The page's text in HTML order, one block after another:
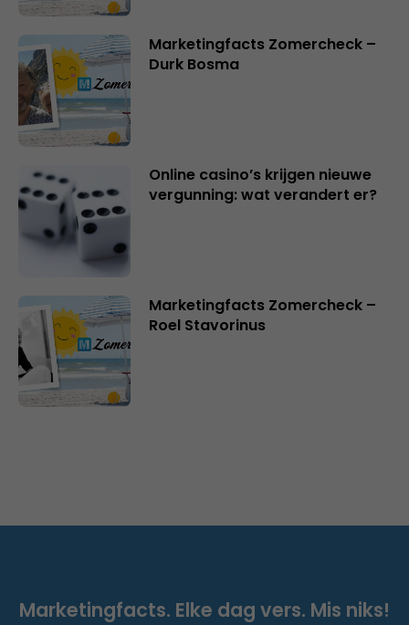
Marketingfacts Zomercheck –
Durk Bosma
Online casino’s krijgen nieuwe
vergunning: wat verandert er?
Marketingfacts Zomercheck –
Roel Stavorinus
Marketingfacts. Elke dag vers. Mis niks!